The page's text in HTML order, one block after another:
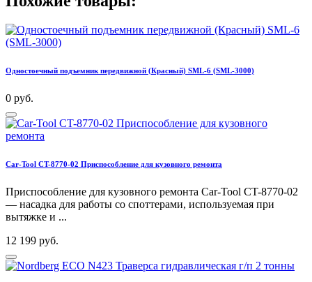
Одностоечный подъемник передвижной (Красный) SML-6 (SML-3000)
0 руб.
Car-Tool CT-8770-02 Приспособление для кузовного ремонта
Приспособление для кузовного ремонта Car-Tool CT-8770-02
— насадка для работы со споттерами, используемая при
вытяжке и ...
12 199 руб.